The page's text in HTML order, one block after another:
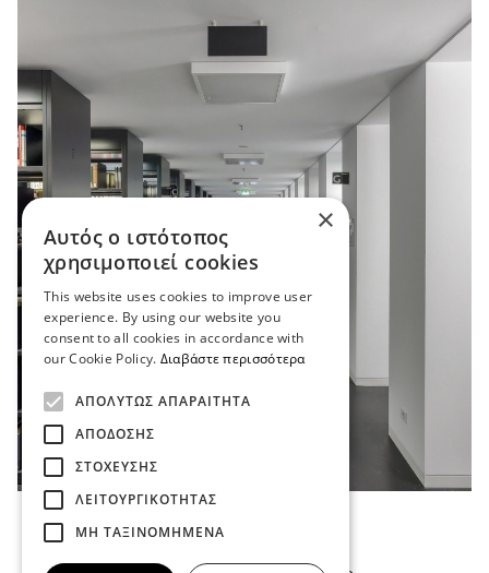
×
Αυτός ο ιστότοπος
χρησιμοποιεί cookies
This website uses cookies to improve user
experience. By using our website you
consent to all cookies in accordance with
our Cookie Policy. Διαβάστε περισσότερα
ΑΠΟΛΎΤΩΣ ΑΠΑΡΑΊΤΗΤΑ
ΑΠΌΔΟΣΗΣ
ΣΤΌΧΕΥΣΗΣ
ΛΕΙΤΟΥΡΓΙΚΌΤΗΤΑΣ
ΜΗ ΤΑΞΙΝΟΜΗΜΈΝΑ